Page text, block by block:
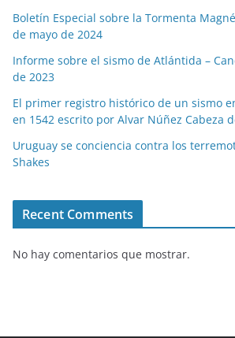
Boletín Especial sobre la Tormenta
de mayo de 2024
Informe sobre el sismo de Atlántida –
de 2023
El primer registro histórico de un sismo
en 1542 escrito por Alvar Núñez Cabeza
Uruguay se conciencia contra los
Shakes
Recent Comments
No hay comentarios que mostrar.